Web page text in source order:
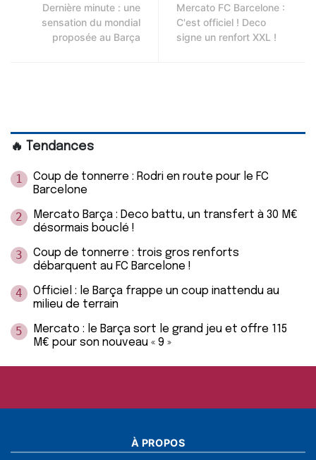
Dernière minute : une
sensation du mondial
proposée au Barça
Mercato FC Barcelone :
C'est officiel ! Deco
signe un renfort XXL !
🔥 Tendances
1
Coup de tonnerre : Rodri en route pour le FC
Barcelone
2
Mercato Barça : Deco battu, un transfert à 30 M€
désormais bouclé !
3
Coup de tonnerre : trois gros renforts
débarquent au FC Barcelone !
4
Officiel : le Barça frappe un coup inattendu au
milieu de terrain
5
Mercato : le Barça sort le grand jeu et offre 115
M€ pour son nouveau « 9 »
À PROPOS